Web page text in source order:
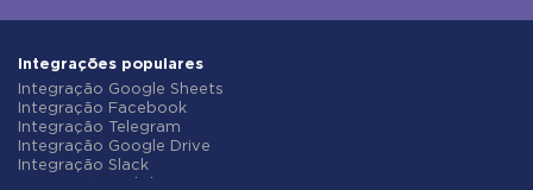
Integrações populares
Integração Google Sheets
Integração Facebook
Integração Telegram
Integração Google Drive
Integração Slack